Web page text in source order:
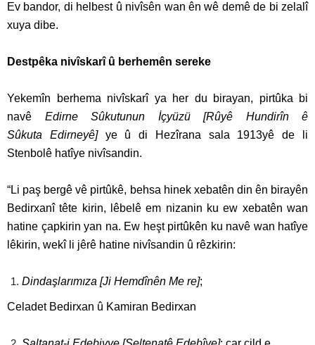
Ev bandor, di helbest û nivîsên wan ên wê demê de bi zelalî
xuya dibe.
Destpêka nivîskarî û berhemên sereke
Yekemîn berhema nivîskarî ya her du birayan, pirtûka bi
navê Edirne Sûkutunun İçyüzü [Rûyê Hundirîn ê
Sûkuta
Edirneyê] ye û di Hezîrana sala 1913yê de li
Stenbolê hatîye nivîsandin.
“Li paş bergê vê pirtûkê, behsa hinek xebatên din ên birayên
Bedirxanî tête kirin, lêbelê em nizanin ku ew xebatên wan
hatine çapkirin yan na. Ew heşt pirtûkên ku navê wan hatîye
lêkirin, wekî li jêrê hatine nivîsandin û rêzkirin:
Dindaşlarımıza [Ji Hemdînên Me re];
Celadet Bedirxan û Kamiran Bedirxan